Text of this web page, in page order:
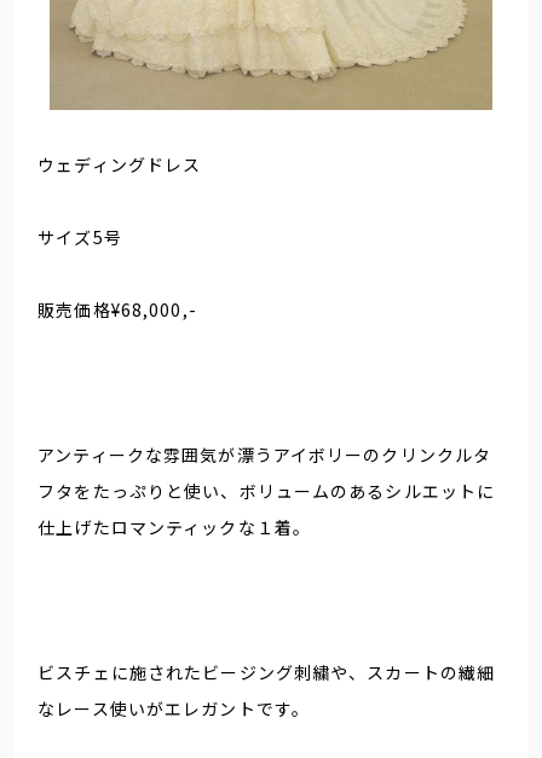
ウェディングドレス
サイズ5号
販売価格¥68,000,-
アンティークな雰囲気が漂うアイボリーのクリンクルタ
フタをたっぷりと使い、ボリュームのあるシルエットに
仕上げたロマンティックな１着。
ビスチェに施されたビージング刺繍や、スカートの繊細
なレース使いがエレガントです。